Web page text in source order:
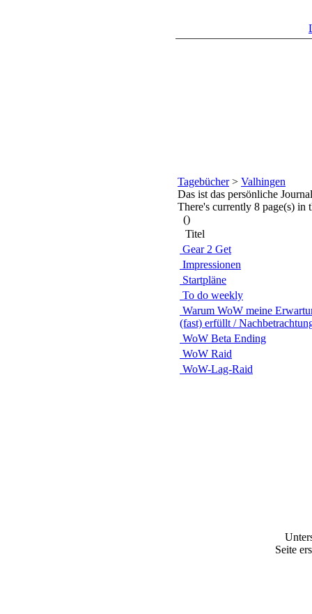
Tagebücher> Valhingen
Das ist das persönliche
There's currently 8 page(s) in
()
Titel
Gear 2 Get
Impressionen
Startpläne
To do weekly
Warum WoW meine
(fast) erfüllt /
WoW Beta Ending
WoW Raid
WoW-Lag-Raid
Seite